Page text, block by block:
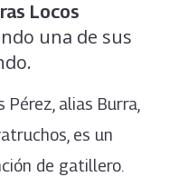
Locos
una de sus
alias Burra,
es un
de gatillero.